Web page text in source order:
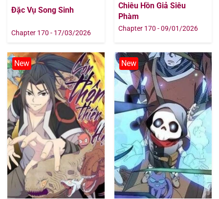
Đặc Vụ Song Sinh
Chapter 170 - 17/03/2026
Chiêu Hồn Giả Siêu
Phàm
Chapter 170 - 09/01/2026
New New